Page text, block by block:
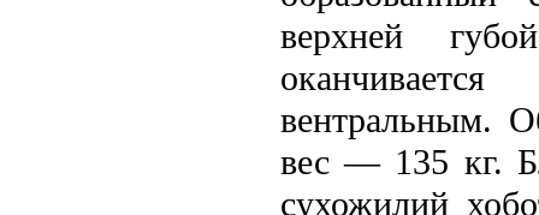
верхней
вентральным.
вес — 135 кг.
сухожилий